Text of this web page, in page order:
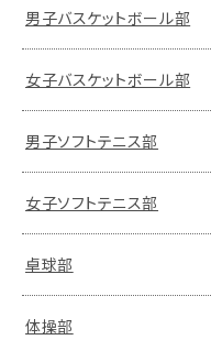
男子バスケットボール部
女子バスケットボール部
男子ソフトテニス部
女子ソフトテニス部
卓球部
体操部